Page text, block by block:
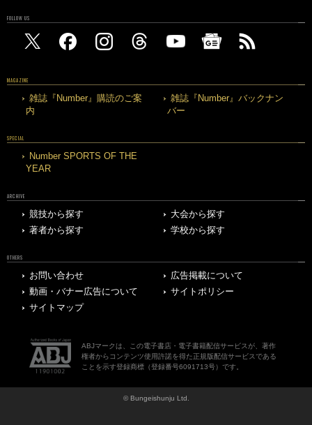
FOLLOW US
MAGAZINE
雑誌『Number』購読のご案
内
雑誌『Number』バックナン
バー
SPECIAL
Number SPORTS OF THE
YEAR
ARCHIVE
競技から探す
大会から探す
著者から探す
学校から探す
OTHERS
お問い合わせ
広告掲載について
動画・バナー広告について
サイトポリシー
サイトマップ
ABJマークは、この電子書店・電子書籍配信サービスが、著作
権者からコンテンツ使用許諾を得た正規版配信サービスである
ことを示す登録商標（登録番号6091713号）です。
© Bungeishunju Ltd.